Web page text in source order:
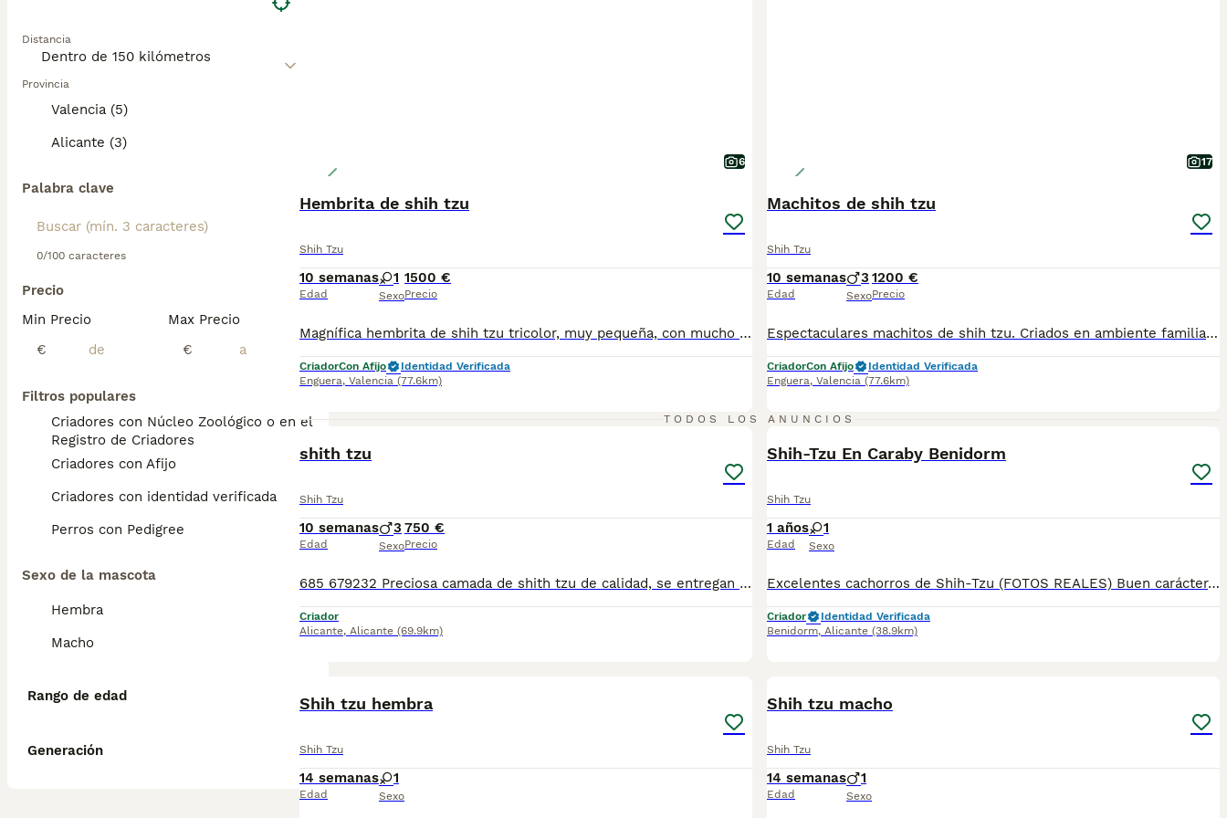
Distancia
Provincia
Valencia (5)
Alicante (3)
Palabra clave
0/100 caracteres
Precio
Min Precio
€
Max Precio
€
Filtros populares
Criadores con Núcleo Zoológico o en el
Registro de Criadores
Criadores con Afijo
Criadores con identidad verificada
Perros con Pedigree
Sexo de la mascota
Hembra
Macho
Rango de edad
Generación
6
Hembrita de shih tzu
Shih Tzu
10 semanas
Edad
1
Sexo
1500 €
Precio
Magnífica hembrita de shih tzu tricolor, muy pequeña, con mucho pelo y muy chata. Criada en ambiente familiar y sociabilizada. Se entrega con vacunas al día, chip y pasaporte, garantía, pedigree, certificado veterinario y desparasitada. Muy cariñosa. Posibilidad de entrega en tu casa. Pequeña en tamaño, enorme en amor. Una shih tzu lista para llenar tu hogar de felicidad.
CriadorCon Afijo
Identidad Verificada
Enguera, Valencia (77.6km)
17
Machitos de shih tzu
Shih Tzu
10 semanas
Edad
3
Sexo
1200 €
Precio
Espectaculares machitos de shih tzu. Criados en ambiente familiar y socializados. Se entregan con vacunas al día, chip y pasaporte, garantía, pedigree, certificado veterinario y desparasitados. Se regala kit de bienvenida con pienso para los primeros días. Pon un shih tzu en tu vida. Muy chatos y con mucho pelo. Posibilidad de llevarlo a la puerta de tu casa.
CriadorCon Afijo
Identidad Verificada
Enguera, Valencia (77.6km)
TODOS LOS ANUNCIOS
shith tzu
Shih Tzu
10 semanas
Edad
3
Sexo
750 €
Precio
685 679232 Preciosa camada de shith tzu de calidad, se entregan totalmente destetados y sus vacunas correspondientes, desparasitados interna y externamente, pasaporte y microchip, , contrato de garantia de salud. preferiblemente recogida en mano pero también podemos entregar en toda España mediante transporte de alta calidad preparado para animales y con posibilidad de pago contra reembolso Llámanos o háblanos por whats app, Teléfono 685 679 232
Criador
Alicante, Alicante (69.9km)
Shih-Tzu En Caraby Benidorm
Shih Tzu
1 años
Edad
1
Sexo
Excelentes cachorros de Shih-Tzu (FOTOS REALES) Buen carácter, equilibrado y con belleza acorde al standard. con garantía vírica y genética, se entregan vacunados desparasitado con microchip y pasaporte a su nombre.Kit de bienvenida, incluye manta, correa, collar, juguete, comedero, bebedero y saquito de pienso ,todo para dar la bienvenida a su nueva familia. Se envían fotos y vídeos sin compromiso. Caraby ☎️ 656840184 Le mandamos información sin compromiso de los cachorros disponibles, fotos reales de nuestros cachorros. Visitemos en Benidorm en : New Caraby 656 84 01 84 https://g.co/kgs/WqffMca
Criador
Identidad Verificada
Benidorm, Alicante (38.9km)
Shih tzu hembra
Shih Tzu
14 semanas
Edad
1
Sexo
Shih tzu macho
Shih Tzu
14 semanas
Edad
1
Sexo